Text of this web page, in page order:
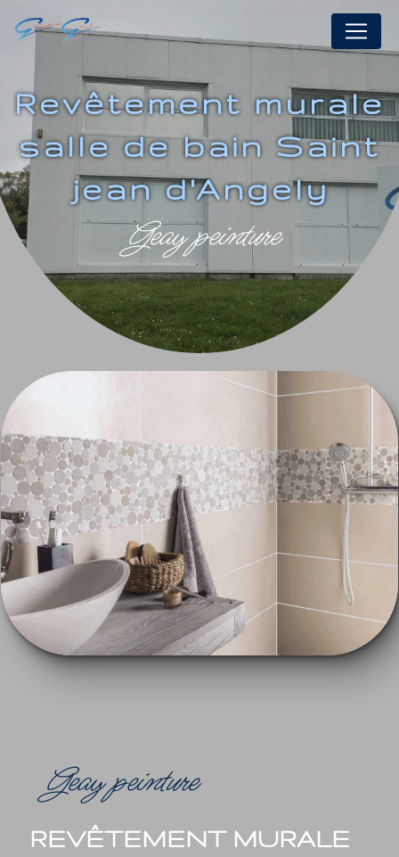
revêtement murale
salle de bain Saint
jean d'Angely
geay peinture
geay peinture
REVÊTEMENT MURALE